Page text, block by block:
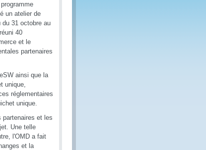
un atelier de
du 31 octobre au
40
et le
partenaires
ainsi que la
unique,
réglementaires
unique.
partenaires et les
Une telle
l'OMD a fait
et la